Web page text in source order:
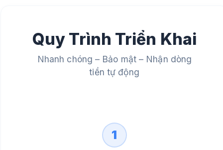
Quy Trình Triển Khai
Nhanh chóng – Bảo mật – Nhận dòng
tiền tự động
1